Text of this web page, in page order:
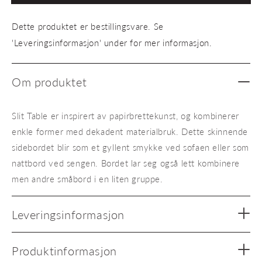
Table
messing
Table
Dette produktet er bestillingsvare. Se
'Leveringsinformasjon' under for mer informasjon.
Om produktet
Slit Table er inspirert av papirbrettekunst, og kombinerer
enkle former med dekadent materialbruk. Dette skinnende
sidebordet blir som et gyllent smykke ved sofaen eller som
nattbord ved sengen. Bordet lar seg også lett kombinere
men andre småbord i en liten gruppe.
Leveringsinformasjon
Produktinformasjon